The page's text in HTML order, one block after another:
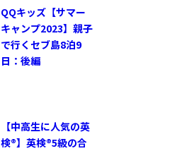
QQキッズ【サマー
キャンプ2023】親子
で行くセブ島8泊9
日：後編
【中高生に人気の英
検®︎】英検®︎5級の合